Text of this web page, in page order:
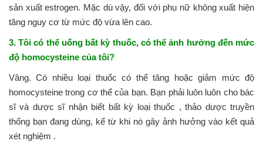
sản xuất estrogen. Mặc dù vậy, đối với phụ nữ không xuất hiện
tăng nguy cơ từ mức độ vừa lên cao.
3. Tôi có thể uống bất kỳ thuốc, có thể ảnh hưởng đến mức
độ homocysteine ​​của tôi?
Vâng. Có nhiều loại thuốc có thể tăng hoặc giảm mức độ
homocysteine ​​trong cơ thể của bạn. Bạn phải luôn luôn cho bác
sĩ và dược sĩ nhận biết bất kỳ loại thuốc , thảo dược truyền
thống bạn đang dùng, kể từ khi nó gây ảnh hưởng vào kết quả
xét nghiệm .